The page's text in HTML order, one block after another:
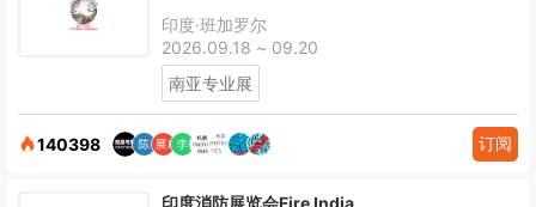
印度·班加罗尔
2026.09.18 ~ 09.20
南亚专业展
140398 订阅
印度消防展览会Fire India